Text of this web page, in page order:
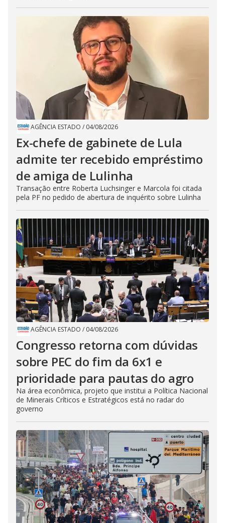
AGÊNCIA ESTADO / 04/08/2026
Ex-chefe de gabinete de Lula
admite ter recebido empréstimo
de amiga de Lulinha
Transação entre Roberta Luchsinger e Marcola foi citada
pela PF no pedido de abertura de inquérito sobre Lulinha
AGÊNCIA ESTADO / 04/08/2026
Congresso retorna com dúvidas
sobre PEC do fim da 6x1 e
prioridade para pautas do agro
Na área econômica, projeto que institui a Política Nacional
de Minerais Críticos e Estratégicos está no radar do
governo